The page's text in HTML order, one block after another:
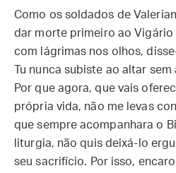
Como os soldados de
dar morte primeiro ao Vigário
com lágrimas nos olhos,
Tu nunca subiste ao altar
Por que agora, que vais
própria vida, não me levas
que sempre acompanhara o
liturgia, não quis deixá-lo
seu sacrifício. Por isso,